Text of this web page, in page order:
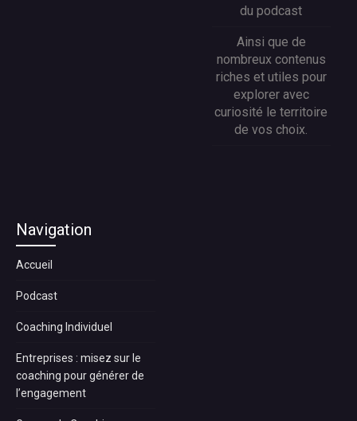
du podcast
Ainsi que de
nombreux contenus
riches et utiles pour
explorer avec
curiosité le territoire
de vos choix.
Navigation
Accueil
Podcast
Coaching Individuel
Entreprises : misez sur le
coaching pour générer de
l’engagement